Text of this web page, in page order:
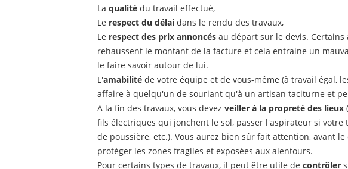
La qualité du travail effectué,
Le respect du délai dans le rendu des travaux,
Le respect des prix annoncés au départ sur le devis.
rehaussent le montant de la facture et cela entraine un
le faire savoir autour de lui.
L'amabilité de votre équipe et de vous-même (à travail égal,
affaire à quelqu'un de souriant qu'à un artisan taciturne et
A la fin des travaux, vous devez veiller à la propreté des lieux
fils électriques qui jonchent le sol, passer l'aspirateur si votre
de poussière, etc.). Vous aurez bien sûr fait attention, avant
protéger les zones fragiles et exposées aux alentours.
Pour certains types de travaux, il peut être utile de contrôler